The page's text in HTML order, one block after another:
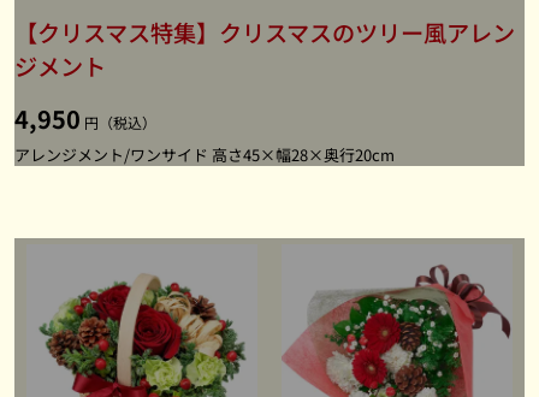
【クリスマス特集】クリスマスのツリー風アレン
ジメント
4,950 円（税込）
アレンジメント/ワンサイド 高さ45×幅28×奥行20cm